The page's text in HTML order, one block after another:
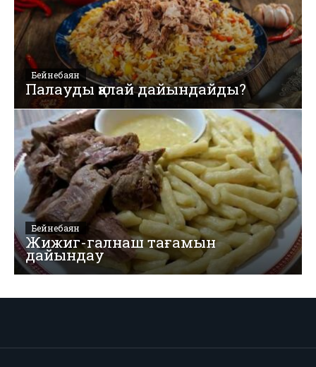
Бейнебаян
Палауды қалай дайындайды?
Бейнебаян
Жижиг-галнаш тағамын
дайындау